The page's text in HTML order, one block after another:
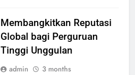
Membangkitkan Reputasi
Global bagi Perguruan
Tinggi Unggulan
admin
3 months